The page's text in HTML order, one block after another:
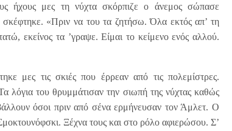
ήχους μες τη νύχτα σκόρπιζε ο άνεμος σώπασε
«Πριν να του τα ζητήσω. Όλα εκτός απ’ τη
εκείνος τα ’γραψε. Είμαι το κείμενο ενός αλλού.
μες τις σκιές που έρρεαν από τις πολεμίστρες.
του θρυμμάτισαν την σιωπή της νύχτας καθώς
όσοι πριν από σένα ερμήνευσαν τον Άμλετ. Ο
Ξέχνα τους και στο ρόλο αφιερώσου. Σ’